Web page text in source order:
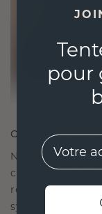
CRÉÉ POUR LA
Notre
créer des liens,
résister à
symbole
pour
EMail